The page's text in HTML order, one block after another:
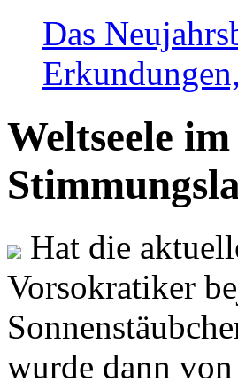
Das
Weltseele
Hat die
Vorsokratiker
wurde dann